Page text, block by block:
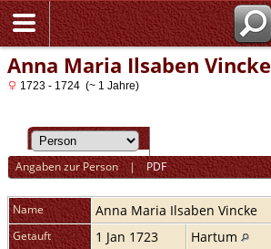
Anna Maria Ilsaben Vincke
1723 - 1724 (~ 1 Jahre)
Angaben zur Person|PDF
Name Anna Maria Ilsaben Vincke
Getauft 1 Jan 1723 Hartum